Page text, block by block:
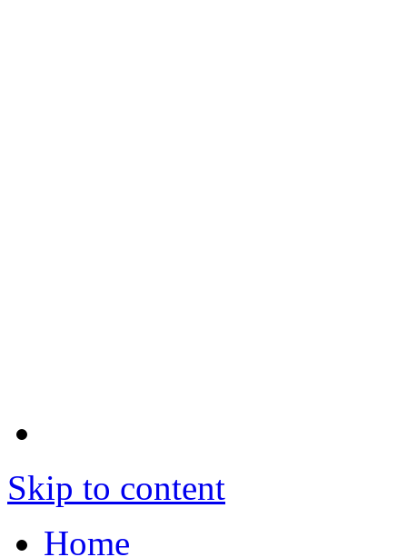
Skip to content
Home